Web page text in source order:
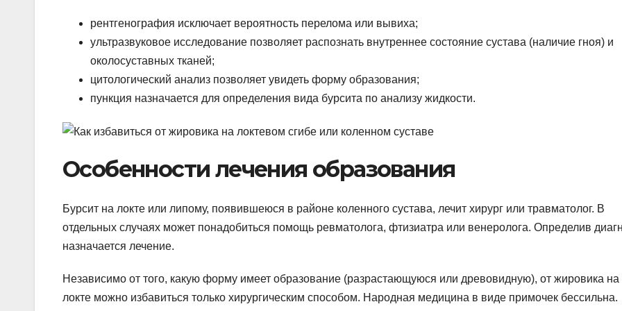
рентгенография исключает вероятность перелома или вывиха;
ультразвуковое исследование позволяет распознать внутреннее состояние сустава (наличие гноя) и
околосуставных тканей;
цитологический анализ позволяет увидеть форму образования;
пункция назначается для определения вида бурсита по анализу жидкости.
Особенности лечения образования
Бурсит на локте или липому, появившеюся в районе коленного сустава, лечит хирург или травматолог. В
отдельных случаях может понадобиться помощь ревматолога, фтизиатра или венеролога. Определив
назначается лечение.
Независимо от того, какую форму имеет образование (разрастающуюся или древовидную), от жировика на
локте можно избавиться только хирургическим способом. Народная медицина в виде примочек бессильна.